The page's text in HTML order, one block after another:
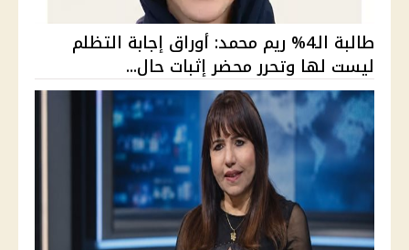
طالبة الـ4% ريم محمد: أوراق إجابة التظلم
ليست لها وتحرر محضر إثبات حال...